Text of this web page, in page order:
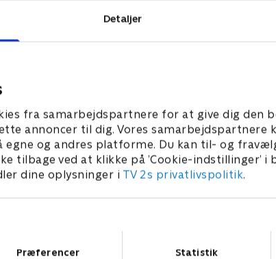
Detaljer
fra samarbejdspartnere for at give dig den
annoncer til dig. Vores samarbejdspartnere
og andres platforme. Du kan til- og
tilbage ved at klikke på ’Cookie-indstillinger’ i
dine oplysninger i TV 2s privatlivspolitik.
Præferencer Statistik
Hvem snupper
finalen?.
bryggeri, smager øl på